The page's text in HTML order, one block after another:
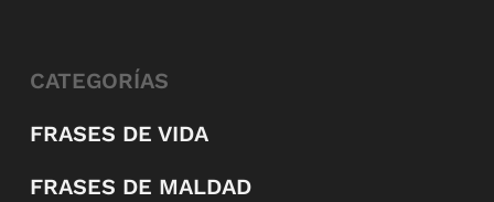
CATEGORÍAS
FRASES DE VIDA
FRASES DE MALDAD